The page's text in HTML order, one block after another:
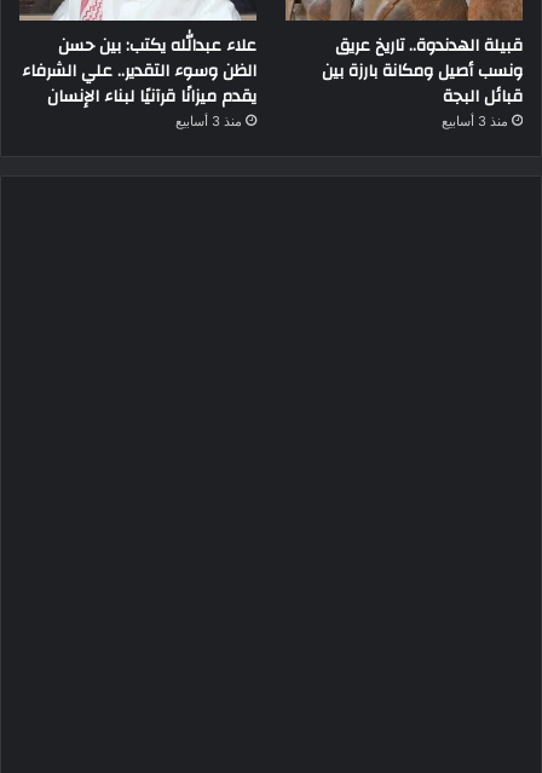
قبيلة الهدندوة.. تاريخ عريق
ونسب أصيل ومكانة بارزة بين
قبائل البجة
منذ 3 أسابيع
علاء عبدالله يكتب: بين حسن
الظن وسوء التقدير.. علي الشرفاء
يقدم ميزانًا قرآنيًا لبناء الإنسان
منذ 3 أسابيع